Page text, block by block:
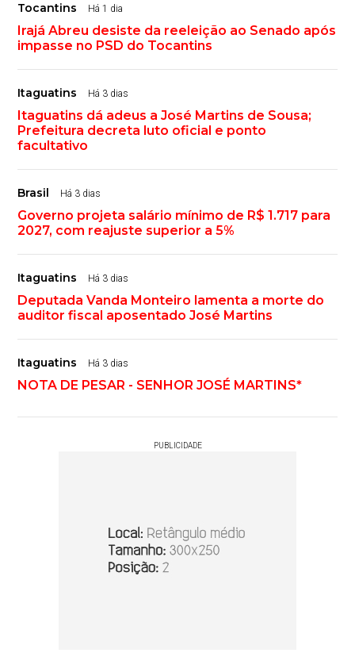
Tocantins Há 1 dia
Irajá Abreu desiste da reeleição ao Senado após
impasse no PSD do Tocantins
Itaguatins Há 3 dias
Itaguatins dá adeus a José Martins de Sousa;
Prefeitura decreta luto oficial e ponto
facultativo
Brasil Há 3 dias
Governo projeta salário mínimo de R$ 1.717 para
2027, com reajuste superior a 5%
Itaguatins Há 3 dias
Deputada Vanda Monteiro lamenta a morte do
auditor fiscal aposentado José Martins
Itaguatins Há 3 dias
NOTA DE PESAR - SENHOR JOSÉ MARTINS*
PUBLICIDADE